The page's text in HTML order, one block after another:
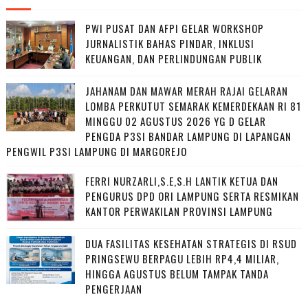
PWI PUSAT DAN AFPI GELAR WORKSHOP
JURNALISTIK BAHAS PINDAR, INKLUSI
KEUANGAN, DAN PERLINDUNGAN PUBLIK
JAHANAM DAN MAWAR MERAH RAJAI GELARAN
LOMBA PERKUTUT SEMARAK KEMERDEKAAN RI 81
MINGGU 02 AGUSTUS 2026 YG D GELAR
PENGDA P3SI BANDAR LAMPUNG DI LAPANGAN
PENGWIL P3SI LAMPUNG DI MARGOREJO
FERRI NURZARLI,S.E,S.H LANTIK KETUA DAN
PENGURUS DPD ORI LAMPUNG SERTA RESMIKAN
KANTOR PERWAKILAN PROVINSI LAMPUNG
DUA FASILITAS KESEHATAN STRATEGIS DI RSUD
PRINGSEWU BERPAGU LEBIH RP4,4 MILIAR,
HINGGA AGUSTUS BELUM TAMPAK TANDA
PENGERJAAN